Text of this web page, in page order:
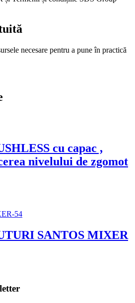
necesare pentru a pune în practică
cu capac ,
nivelului de zgomot
54
SANTOS MIXER